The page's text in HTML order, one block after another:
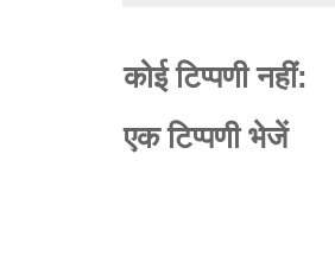
कोई टिप्पणी नहीं:
एक टिप्पणी भेजें